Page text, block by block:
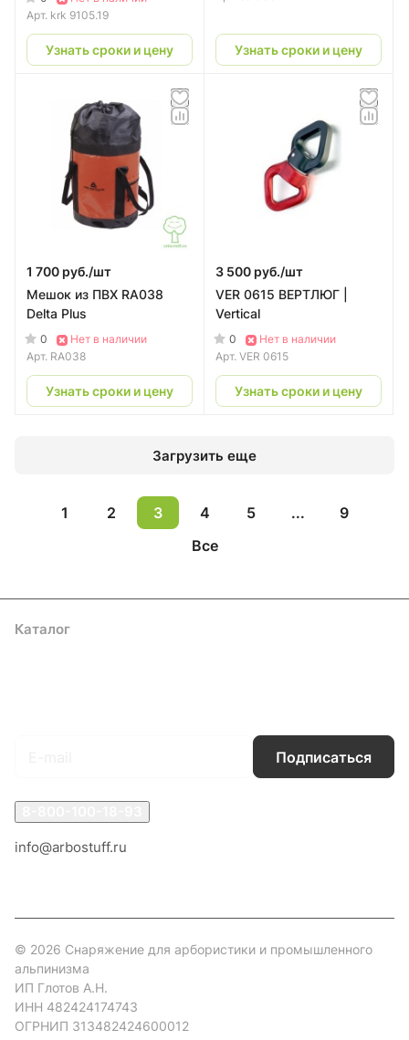
Арт. krk 9105.19
Узнать сроки и цену Узнать сроки и цену
1 700 руб./шт
Мешок из ПВХ RA038
Delta Plus
0
Нет в наличии
Арт. RA038
Узнать сроки и цену
3 500 руб./шт
VER 0615 ВЕРТЛЮГ |
Vertical
0
Нет в наличии
Арт. VER 0615
Узнать сроки и цену
Загрузить еще
1 2 3 4 5 ...
9
Все
Каталог
Подписаться
info@arbostuff.ru
© 2026 Снаряжение для арбористики и промышленного
альпинизма
ИП Глотов А.Н.
ИНН 482424174743
ОГРНИП 313482424600012